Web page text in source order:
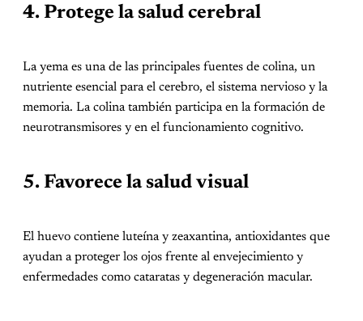
4. Protege la salud cerebral
La yema es una de las principales fuentes de colina, un
nutriente esencial para el cerebro, el sistema nervioso y la
memoria. La colina también participa en la formación de
neurotransmisores y en el funcionamiento cognitivo.
5. Favorece la salud visual
El huevo contiene luteína y zeaxantina, antioxidantes que
ayudan a proteger los ojos frente al envejecimiento y
enfermedades como cataratas y degeneración macular.